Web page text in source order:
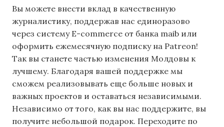
Вы можете внести вклад в качественную
журналистику, поддержав нас единоразово
через систему E-commerce от банка maib или
оформить ежемесячную подписку на Patreon!
Так вы станете частью изменения Молдовы к
лучшему. Благодаря вашей поддержке мы
сможем реализовывать еще больше новых и
важных проектов и оставаться независимыми.
Независимо от того, как вы нас поддержите, вы
получите небольшой подарок. Переходите по